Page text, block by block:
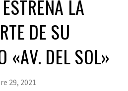
LA
DE SU
«AV. DEL SOL»
29, 2021